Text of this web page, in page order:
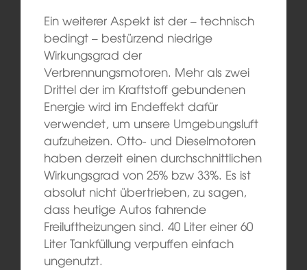
Ein weiterer Aspekt ist der – technisch
bedingt – bestürzend niedrige
Wirkungsgrad der
Verbrennungsmotoren. Mehr als zwei
Drittel der im Kraftstoff gebundenen
Energie wird im Endeffekt dafür
verwendet, um unsere Umgebungsluft
aufzuheizen. Otto- und Dieselmotoren
haben derzeit einen durchschnittlichen
Wirkungsgrad von 25% bzw 33%. Es ist
absolut nicht übertrieben, zu sagen,
dass heutige Autos fahrende
Freiluftheizungen sind. 40 Liter einer 60
Liter Tankfüllung verpuffen einfach
ungenutzt.